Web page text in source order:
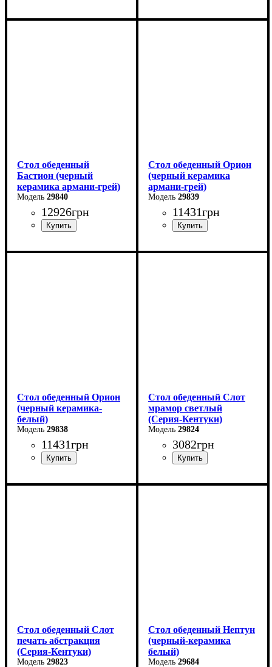
Ширина: 140 (+60) см
Ширина: 140 (+60) см
Стол обеденный
Бастион (черный
керамика армани-грей)
29840
12926грн
Ширина: 140 (+60) см
Стол обеденный Орион
(черный керамика
армани-грей)
29839
11431грн
Ширина: 100 (+50) см
Стол обеденный Орион
(черный керамика-
белый)
29838
11431грн
Ширина: 100 (+50) см
Стол обеденный Слот
мрамор светлый
(Серия-Кентуки)
29824
3082грн
Ширина: 90 см
Стол обеденный Слот
печать абстракция
(Серия-Кентуки)
29823
Стол обеденный Нептун
(черный-керамика
белый)
29684